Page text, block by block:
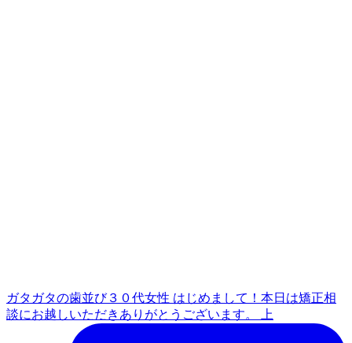
ガタガタの歯並び３０代女性 はじめまして！本日は矯正相
談にお越しいただきありがとうございます。 上